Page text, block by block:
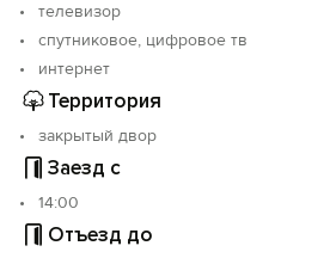
телевизор
спутниковое, цифровое тв
интернет
Территория
закрытый двор
Заезд с
14:00
Отъезд до